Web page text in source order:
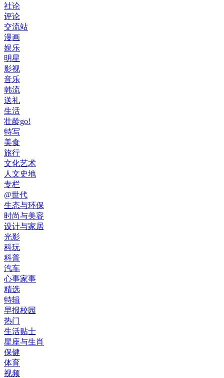
社论
评论
交流站
漫画
娱乐
明星
影视
音乐
韩流
送礼
生活
壮龄go!
特写
美食
旅行
文化艺术
人文史地
专栏
@世代
生态与环保
时尚与美容
设计与家居
光影
科玩
科普
汽车
心事家事
精选
特辑
早报校园
热门
生活贴士
星座与生肖
保健
体育
视频